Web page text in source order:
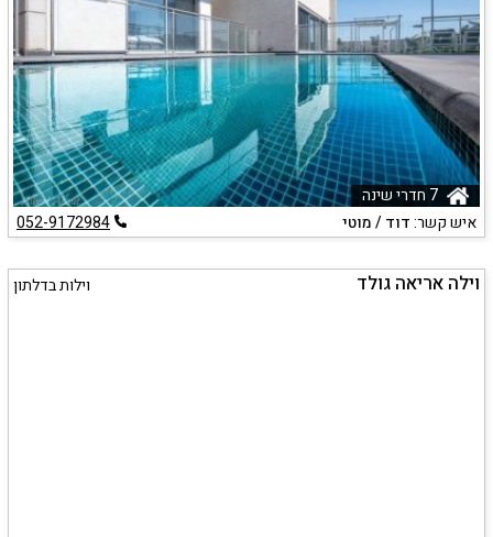
איש קשר:דוד / מוטי 052-9172984
וילה אריאה גולד וילות בדלתון